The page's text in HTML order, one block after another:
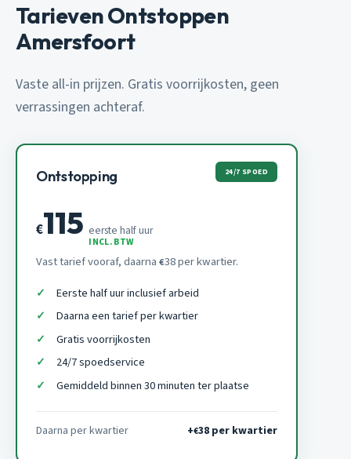
Tarieven Ontstoppen
Amersfoort
Vaste all-in prijzen. Gratis voorrijkosten, geen
verrassingen achteraf.
Ontstopping 24/7 SPOED
€115 eerste half uur
INCL. BTW
Vast tarief vooraf, daarna €38 per kwartier.
Eerste half uur inclusief arbeid
Daarna een tarief per kwartier
Gratis voorrijkosten
24/7 spoedservice
Gemiddeld binnen 30 minuten ter plaatse
Daarna per kwartier +€38 per kwartier